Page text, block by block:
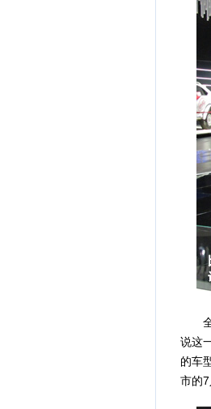
全
说这
的车
市的